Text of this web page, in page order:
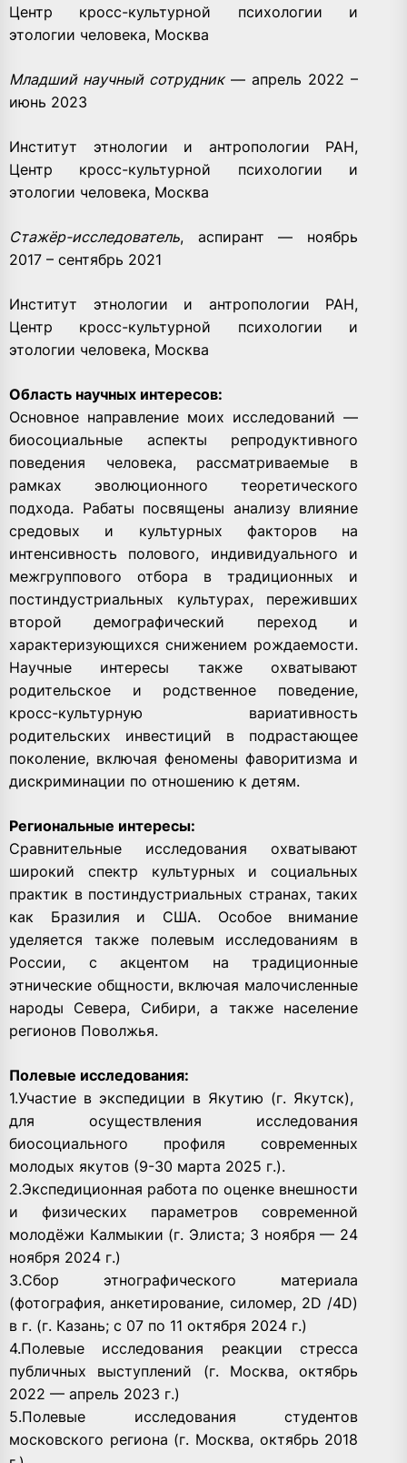
Центр кросс-культурной психологии и
этологии человека, Москва
Младший научный сотрудник— апрель 2022 –
июнь 2023
Институт этнологии и антропологии РАН,
Центр кросс-культурной психологии и
этологии человека, Москва
Стажёр-исследователь, аспирант — ноябрь
2017 – сентябрь 2021
Институт этнологии и антропологии РАН,
Центр кросс-культурной психологии и
этологии человека, Москва
Область научных интересов:
Основное направление моих исследований —
биосоциальные аспекты репродуктивного
поведения человека, рассматриваемые в
рамках эволюционного теоретического
подхода. Рабаты посвящены анализу влияние
средовых и культурных факторов на
интенсивность полового, индивидуального и
межгруппового отбора в традиционных и
постиндустриальных культурах, переживших
второй демографический переход и
характеризующихся снижением рождаемости.
Научные интересы также охватывают
родительское и родственное поведение,
кросс-культурную вариативность
родительских инвестиций в подрастающее
поколение, включая феномены фаворитизма и
дискриминации по отношению к детям.
Региональные интересы:
Сравнительные исследования охватывают
широкий спектр культурных и социальных
практик в постиндустриальных странах, таких
как Бразилия и США. Особое внимание
уделяется также полевым исследованиям в
России, с акцентом на традиционные
этнические общности, включая малочисленные
народы Севера, Сибири, а также население
регионов Поволжья.
Полевые исследования:
1.Участие в экспедиции в Якутию (г. Якутск),
для осуществления исследования
биосоциального профиля современных
молодых якутов (9-30 марта 2025 г.).
2.Экспедиционная работа по оценке внешности
и физических параметров современной
молодёжи Калмыкии (г. Элиста; 3 ноября — 24
ноября 2024 г.)
3.Сбор этнографического материала
(фотография, анкетирование, силомер, 2D /4D)
в г. (г. Казань; с 07 по 11 октября 2024 г.)
4.Полевые исследования реакции стресса
публичных выступлений (г. Москва, октябрь
2022 — апрель 2023 г.)
5.Полевые исследования студентов
московского региона (г. Москва, октябрь 2018